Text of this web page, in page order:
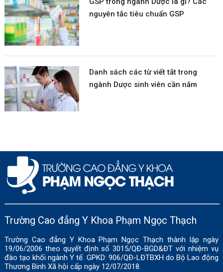
nguyên tắc tiêu chuẩn GSP
Danh sách các từ viết tắt trong
ngành Dược sinh viên cần nắm
Trường Cao đẳng Y Khoa Phạm Ngọc Thạch
Trường Cao đẳng Y Khoa Phạm Ngọc Thạch thành lập ngày
19/06/2006 theo quyết định số 3015/QĐ-BGD&ĐT với nhiệm vụ
đào tạo khối ngành Y tế. GPKD: 906/QĐ-LĐTBXH do Bộ Lao động
Thương Binh Xã hội cấp ngày 12/07/2018.